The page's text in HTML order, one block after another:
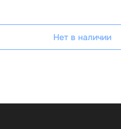
Нет в наличии